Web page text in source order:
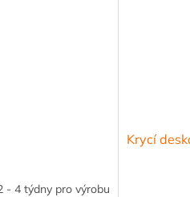
- 4 týdny pro výrobu
Krycí